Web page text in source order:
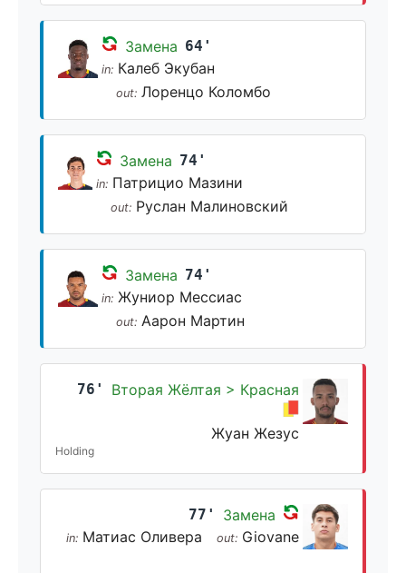
Замена 64'
in: Калеб Экубан
out: Лоренцо Коломбо
Замена 74'
in: Патрицио Мазини
out: Руслан Малиновский
Замена 74'
in: Жуниор Мессиас
out: Аарон Мартин
76' Вторая Жёлтая > Красная
Жуан Жезус
Holding
77' Замена
in: Матиас Оливера out: Giovane